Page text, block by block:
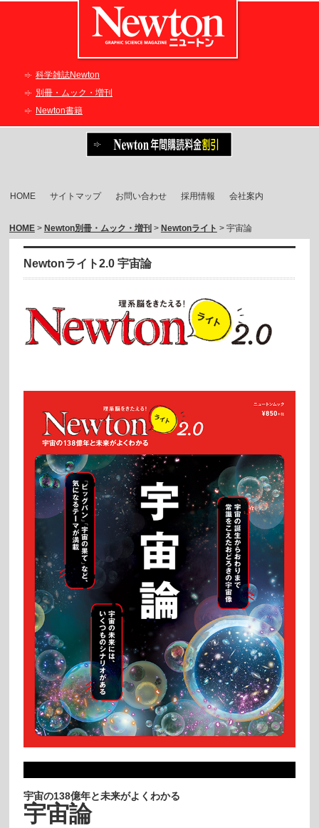
科学雑誌Newton
別冊・ムック・増刊
Newton書籍
HOME サイトマップ お問い合わせ 採用情報 会社案内
HOME> Newton別冊・ムック・増刊 > Newtonライト > 宇宙論
Newtonライト2.0 宇宙論
宇宙の138億年と未来がよくわかる
宇宙論